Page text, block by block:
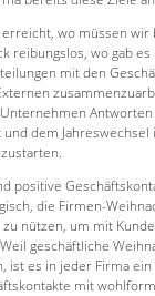
wo müssen wir
reibungslos, wo gab
mit den
dem
positive
die Firmen-
nützen, um mit
geschäftliche
ist es in jeder Firma
mit